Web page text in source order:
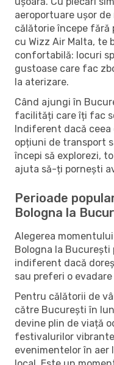
aeroportuare ușor
călătorie începe fără
cu Wizz Air Malta, te
confortabilă: locuri
gustoase care fac
la aterizare.
Când ajungi în
facilități care îți fac
Indiferent dacă ceea
opțiuni de transport
începi să explorezi,
ajuta să-ți pornești
Perioade
Bologna la
Alegerea
Bologna la
indiferent dacă
sau preferi o
Pentru călătorii de
către București în
devine plin de viață
festivalurilor
evenimentelor în aer